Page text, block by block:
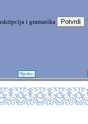
i gramatika
Sljedeci